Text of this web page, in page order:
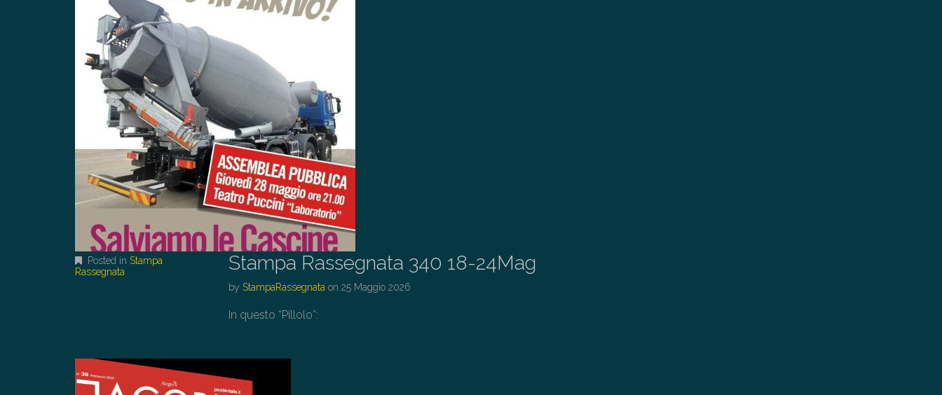
Posted in Stampa
Rassegnata
Stampa Rassegnata 340 18-24Mag
by StampaRassegnata on25 Maggio 2026
In questo “Pillolo”: